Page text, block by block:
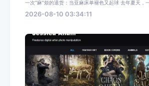
一次“麻”烦的退货：当亚麻床单褪色又起球 去年夏天，
2026-08-10 03:34:11